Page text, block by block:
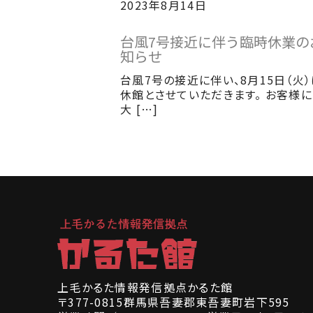
2023年8月14日
台風7号接近に伴う臨時休業
知らせ
台風7号の接近に伴い、8月15日（火
休館とさせていただきます。 お客様
大 […]
上毛かるた情報発信拠点かるた館
〒377-0815群馬県吾妻郡東吾妻町岩下595